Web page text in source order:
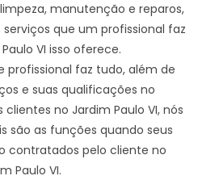
manutenção e reparos,
que um profissional faz
VI isso oferece.
profissional faz tudo, além de
e suas qualificações no
no Jardim Paulo VI, nós
são as funções quando seus
contratados pelo cliente no
Paulo VI.